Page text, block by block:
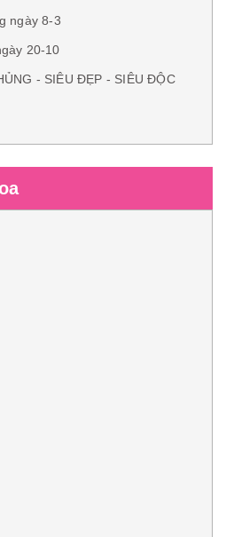
ngày 8-3
20-10
- SIÊU ĐẸP - SIÊU ĐỘC